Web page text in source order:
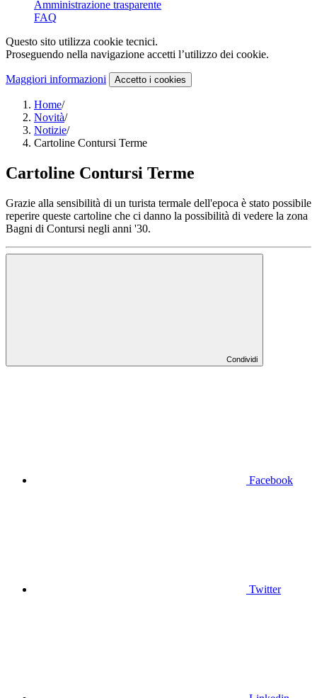
Amministrazione trasparente
FAQ
Questo sito utilizza cookie tecnici.
Proseguendo nella navigazione accetti l’utilizzo dei cookie.
Maggiori informazioni Accetto i cookies
Home/
Novità/
Notizie/
Cartoline Contursi Terme
Cartoline Contursi Terme
Grazie alla sensibilità di un turista termale dell'epoca è stato possibile
reperire queste cartoline che ci danno la possibilità di vedere la zona
Bagni di Contursi negli anni '30.
Condividi
Facebook
Twitter